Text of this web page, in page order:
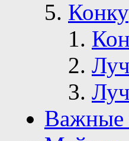
Важные